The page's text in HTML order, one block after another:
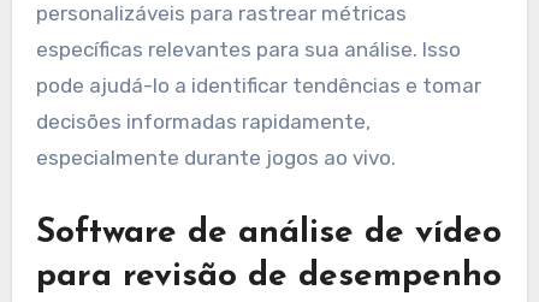
personalizáveis para rastrear métricas
específicas relevantes para sua análise. Isso
pode ajudá-lo a identificar tendências e tomar
decisões informadas rapidamente,
especialmente durante jogos ao vivo.
Software de análise de vídeo
para revisão de desempenho